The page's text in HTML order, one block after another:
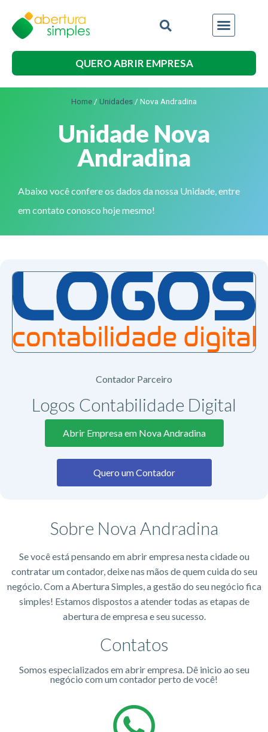
QUERO ABRIR EMPRESA
Home / Unidades / Nova Andradina
Unidade Nova
Andradina
Abaixo você confere os dados da nossa Unidade, entre
em contato conosco hoje mesmo!
Contador Parceiro
Logos Contabilidade Digital
Abrir Empresa em Nova Andradina
Quero um Contador
Sobre Nova Andradina
Se você está pensando em abrir empresa nesta cidade ou
contratar um contador, deixe nas mãos de quem cuida do seu
negócio. Com a Abertura Simples, a gestão do seu negócio fica
simples! Estamos dispostos a atender todas as etapas de
abertura de empresa e seu sucesso.
Contatos
Somos especializados em abrir empresa. Dê inicio ao seu
negócio com um contador perto de você!